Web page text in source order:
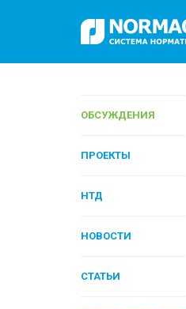
ОБСУЖДЕНИЯ
ПРОЕКТЫ
НТД
НОВОСТИ
СТАТЬИ